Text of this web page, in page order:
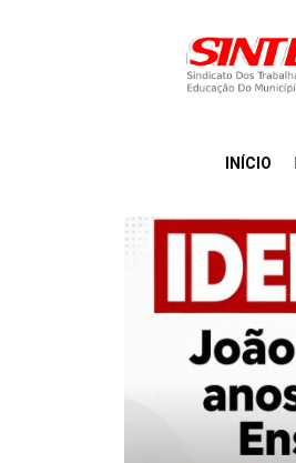
INÍCIO